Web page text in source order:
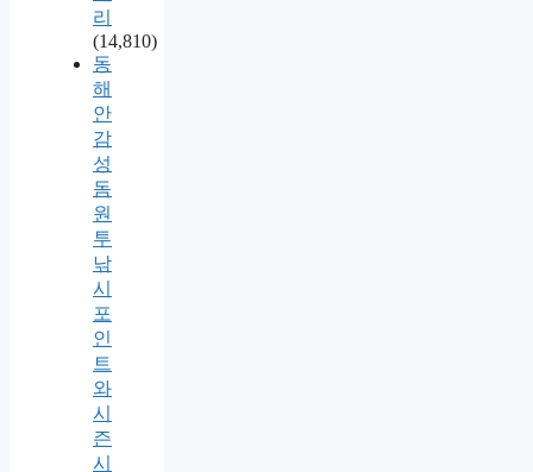
리
(14,810)
동
해
안
감
성
돔
원
투
낚
시
포
인
트
와
시
즌
시